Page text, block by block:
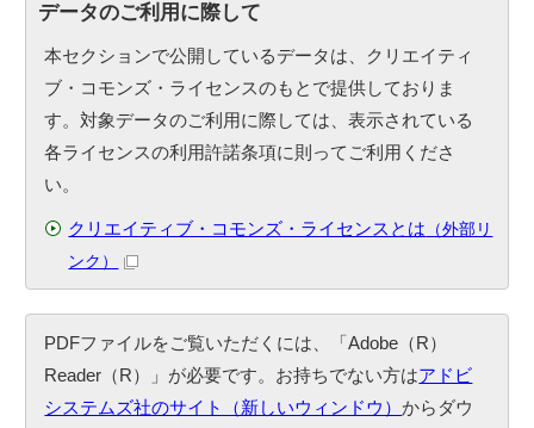
データのご利用に際して
本セクションで公開しているデータは、クリエイティ
ブ・コモンズ・ライセンスのもとで提供しておりま
す。対象データのご利用に際しては、表示されている
各ライセンスの利用許諾条項に則ってご利用くださ
い。
クリエイティブ・コモンズ・ライセンスとは （外部リ
ンク）
PDFファイルをご覧いただくには、「Adobe（R）
Reader（R）」が必要です。お持ちでない方はアドビ
システムズ社のサイト（新しいウィンドウ）からダウ